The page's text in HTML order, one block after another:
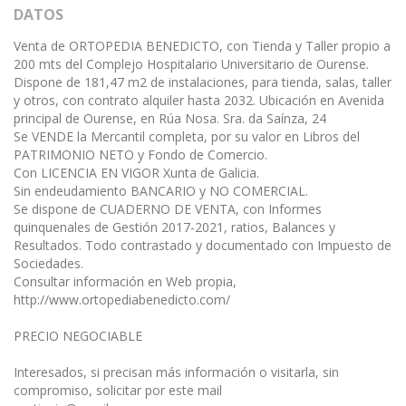
DATOS
Venta de ORTOPEDIA BENEDICTO, con Tienda y Taller propio a
200 mts del Complejo Hospitalario Universitario de Ourense.
Dispone de 181,47 m2 de instalaciones, para tienda, salas, taller
y otros, con contrato alquiler hasta 2032. Ubicación en Avenida
principal de Ourense, en Rúa Nosa. Sra. da Saínza, 24
Se VENDE la Mercantil completa, por su valor en Libros del
PATRIMONIO NETO y Fondo de Comercio.
Con LICENCIA EN VIGOR Xunta de Galicia.
Sin endeudamiento BANCARIO y NO COMERCIAL.
Se dispone de CUADERNO DE VENTA, con Informes
quinquenales de Gestión 2017-2021, ratios, Balances y
Resultados. Todo contrastado y documentado con Impuesto de
Sociedades.
Consultar información en Web propia,
http://www.ortopediabenedicto.com/
PRECIO NEGOCIABLE
Interesados, si precisan más información o visitarla, sin
compromiso, solicitar por este mail